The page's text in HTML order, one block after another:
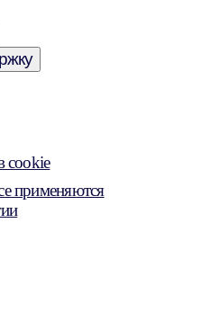
cookie
применяются